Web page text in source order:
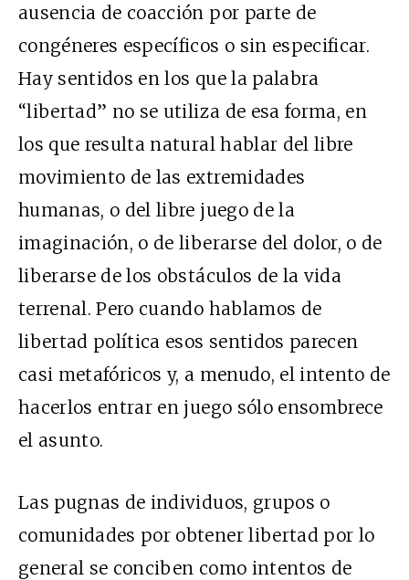
ausencia de coacción por parte de
congéneres específicos o sin especificar.
Hay sentidos en los que la palabra
“libertad” no se utiliza de esa forma, en
los que resulta natural hablar del libre
movimiento de las extremidades
humanas, o del libre juego de la
imaginación, o de liberarse del dolor, o de
liberarse de los obstáculos de la vida
terrenal. Pero cuando hablamos de
libertad política esos sentidos parecen
casi metafóricos y, a menudo, el intento de
hacerlos entrar en juego sólo ensombrece
el asunto.
Las pugnas de individuos, grupos o
comunidades por obtener libertad por lo
general se conciben como intentos de